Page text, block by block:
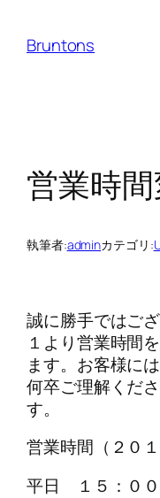
Bruntons
営業時
執筆者:adminカテゴリ:
誠に勝手ではご
１より営業時間
ます。お客様に
何卒ご理解くだ
す。
営業時間（２０
平日 １５：００